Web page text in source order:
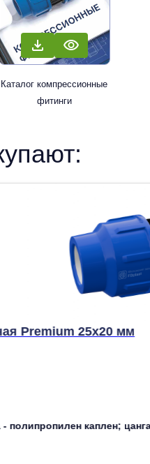
Каталог компрессионные
фитинги
Premium 25x20 мм
- полипропилен каплен;